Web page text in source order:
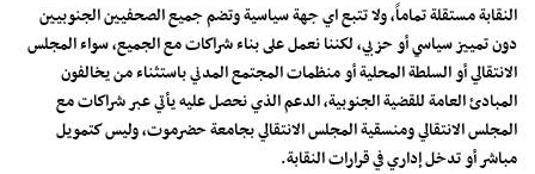
النقابة مستقلة تماماً، ولا تتبع اي جهة سياسية وتضم جميع الصحفيين الجنوبيين
دون تمييز سياسي أو حزبي، لكننا نعمل على بناء شراكات مع الجميع، سواء المجلس
الانتقالي أو السلطة المحلية أو منظمات المجتمع المدني باستثناء من يخالفون
المبادئ العامة للقضية الجنوبية، الدعم الذي نحصل عليه يأتي عبر شراكات مع
المجلس الانتقالي ومنسقية المجلس الانتقالي بجامعة حضرموت، وليس كتمويل
مباشر أو تدخل إداري في قرارات النقابة.